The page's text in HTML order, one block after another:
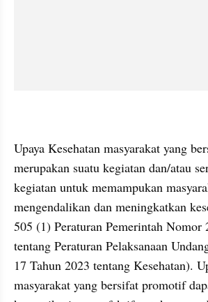
Upaya Kesehatan masyarakat yang
merupakan suatu kegiatan dan/atau
kegiatan untuk memampukan
mengendalikan dan meningkatkan
505 (1) Peraturan Pemerintah Nomor
tentang Peraturan Pelaksanaan
17 Tahun 2023 tentang Kesehatan).
masyarakat yang bersifat promotif